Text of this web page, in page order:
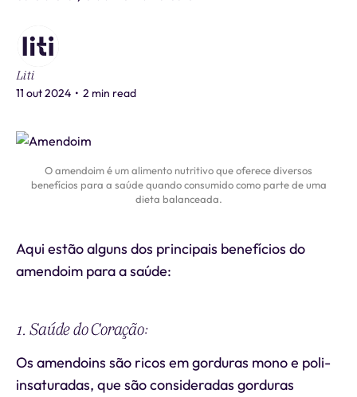
Liti
11 out 2024 • 2 min read
O amendoim é um alimento nutritivo que oferece diversos
benefícios para a saúde quando consumido como parte de uma
dieta balanceada.
Aqui estão alguns dos principais benefícios do
amendoim para a saúde:
1. Saúde do Coração:
Os amendoins são ricos em gorduras mono e poli-
insaturadas, que são consideradas gorduras